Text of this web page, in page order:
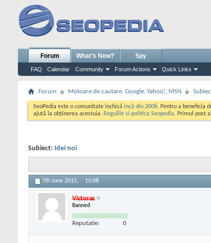
Forum
FAQ Calendar Community Forum Actions Quick Links
What's New? Spy
Forum Motoare de cautare. Google, Yahoo!, MSN
SeoPedia este o comunitate inchisă incă din 2008. Pentru a beneficia
ajută la obținerea acestuia. Regulile si politica Seopedia. Primul post
Subiect: Idei noi
7th June 2013, 15:08
Victoras
Banned
Reputatie: 0